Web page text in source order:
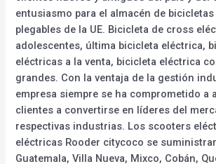
entusiasmo para el almacén de
plegables de la UE. Bicicleta de cross
adolescentes, última bicicleta eléctrica,
eléctricas a la venta, bicicleta eléctrica
grandes. Con la ventaja de la gestión
empresa siempre se ha comprometido a
clientes a convertirse en líderes del
respectivas industrias. Los scooters
eléctricas Rooder citycoco se
Guatemala, Villa Nueva, Mixco, Cobán,